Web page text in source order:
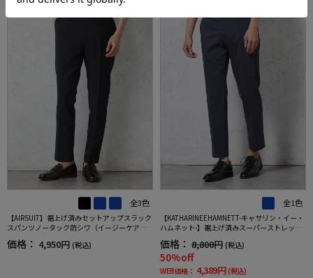
全3色
【AIRSUIT】裾上げ済みセットアップスラック
スパンツノータック防シワ（イージーケア）
ストレッチ通年吸水速乾UVカット春夏
価格： 4,950円 (税込)
全1色
【KATHARINEEHAMNETT-キャサリン・イー・
ハムネット-】裾上げ済みスーパーストレッチ
パンツチノパンウォッシャブルネイビー無地
価格： 8,800円 (税込)
50%off
WEB価格： 4,389円 (税込)